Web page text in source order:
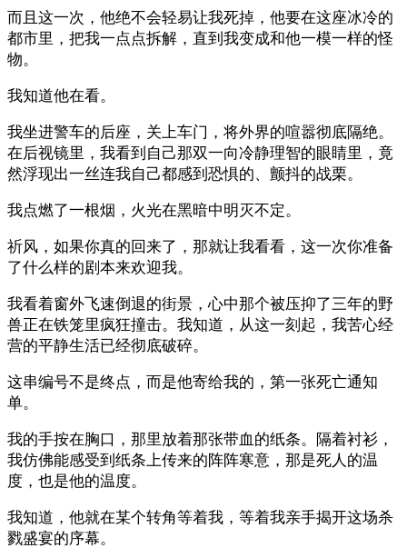
而且这一次，他绝不会轻易让我死掉，他要在这座冰冷的
都市里，把我一点点拆解，直到我变成和他一模一样的怪
物。
我知道他在看。
我坐进警车的后座，关上车门，将外界的喧嚣彻底隔绝。
在后视镜里，我看到自己那双一向冷静理智的眼睛里，竟
然浮现出一丝连我自己都感到恐惧的、颤抖的战栗。
我点燃了一根烟，火光在黑暗中明灭不定。
祈风，如果你真的回来了，那就让我看看，这一次你准备
了什么样的剧本来欢迎我。
我看着窗外飞速倒退的街景，心中那个被压抑了三年的野
兽正在铁笼里疯狂撞击。我知道，从这一刻起，我苦心经
营的平静生活已经彻底破碎。
这串编号不是终点，而是他寄给我的，第一张死亡通知
单。
我的手按在胸口，那里放着那张带血的纸条。隔着衬衫，
我仿佛能感受到纸条上传来的阵阵寒意，那是死人的温
度，也是他的温度。
我知道，他就在某个转角等着我，等着我亲手揭开这场杀
戮盛宴的序幕。